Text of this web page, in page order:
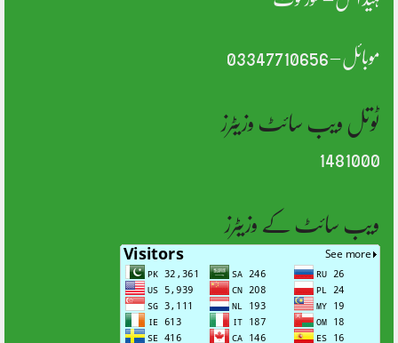
موبائل – 03347710656
ٹوتل ویب سائٹ وزیٹرز
1481000
ویب سائٹ کے وزیٹرز